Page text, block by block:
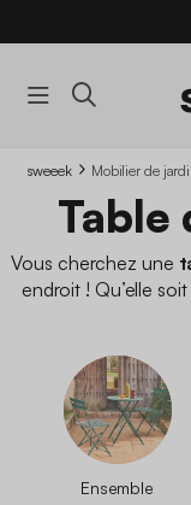
sweeek Mobilier de
Table
Vous cherchez une
endroit ! Qu’elle soit
Découvrez nos
plastique, pour
d’agréables
Ensemble